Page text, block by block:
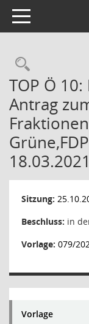
Toggle navigation
TOP Ö
Antrag
18.03.2021
Sitzung:
Beschluss: in
Vorlage: 079/
Vorlage